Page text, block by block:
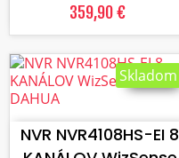
359,90 €
VLOŽIŤ DO KOŠÍKA
NVR NVR4108HS-EI 8
Skladom